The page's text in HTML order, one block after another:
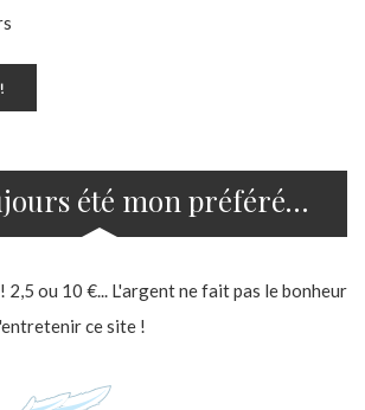
été mon préféré…
2,5 ou 10 €... L'argent ne fait pas le bonheur
ce site !